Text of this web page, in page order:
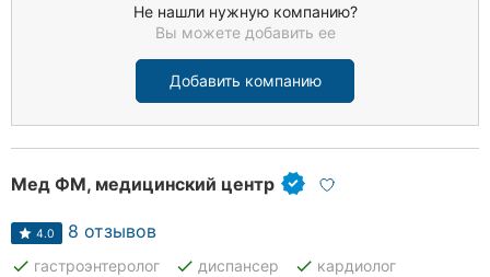
Не нашли нужную компанию?
Вы можете добавить ее
Добавить компанию
Мед ФМ, медицинский центр
4.0 8 отзывов
done гастроэнтеролог done диспансер done кардиолог